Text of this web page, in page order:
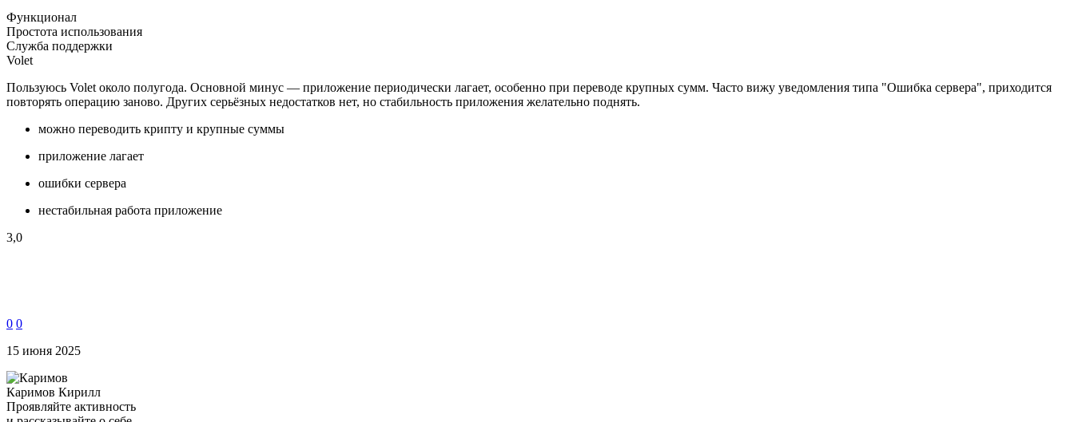
Функционал
Простота использования
Служба поддержки
Volet
Пользуюсь Volet около полугода. Основной минус — приложение периодически лагает, особенно при переводе крупных сумм. Часто вижу уведомления типа "Ошибка сервера", приходится
повторять операцию заново. Других серьёзных недостатков нет, но стабильность приложения желательно поднять.
можно переводить крипту и крупные суммы
приложение лагает
ошибки сервера
нестабильная работа приложение
3,0
0 0
15 июня 2025
Каримов Кирилл
Проявляйте активность